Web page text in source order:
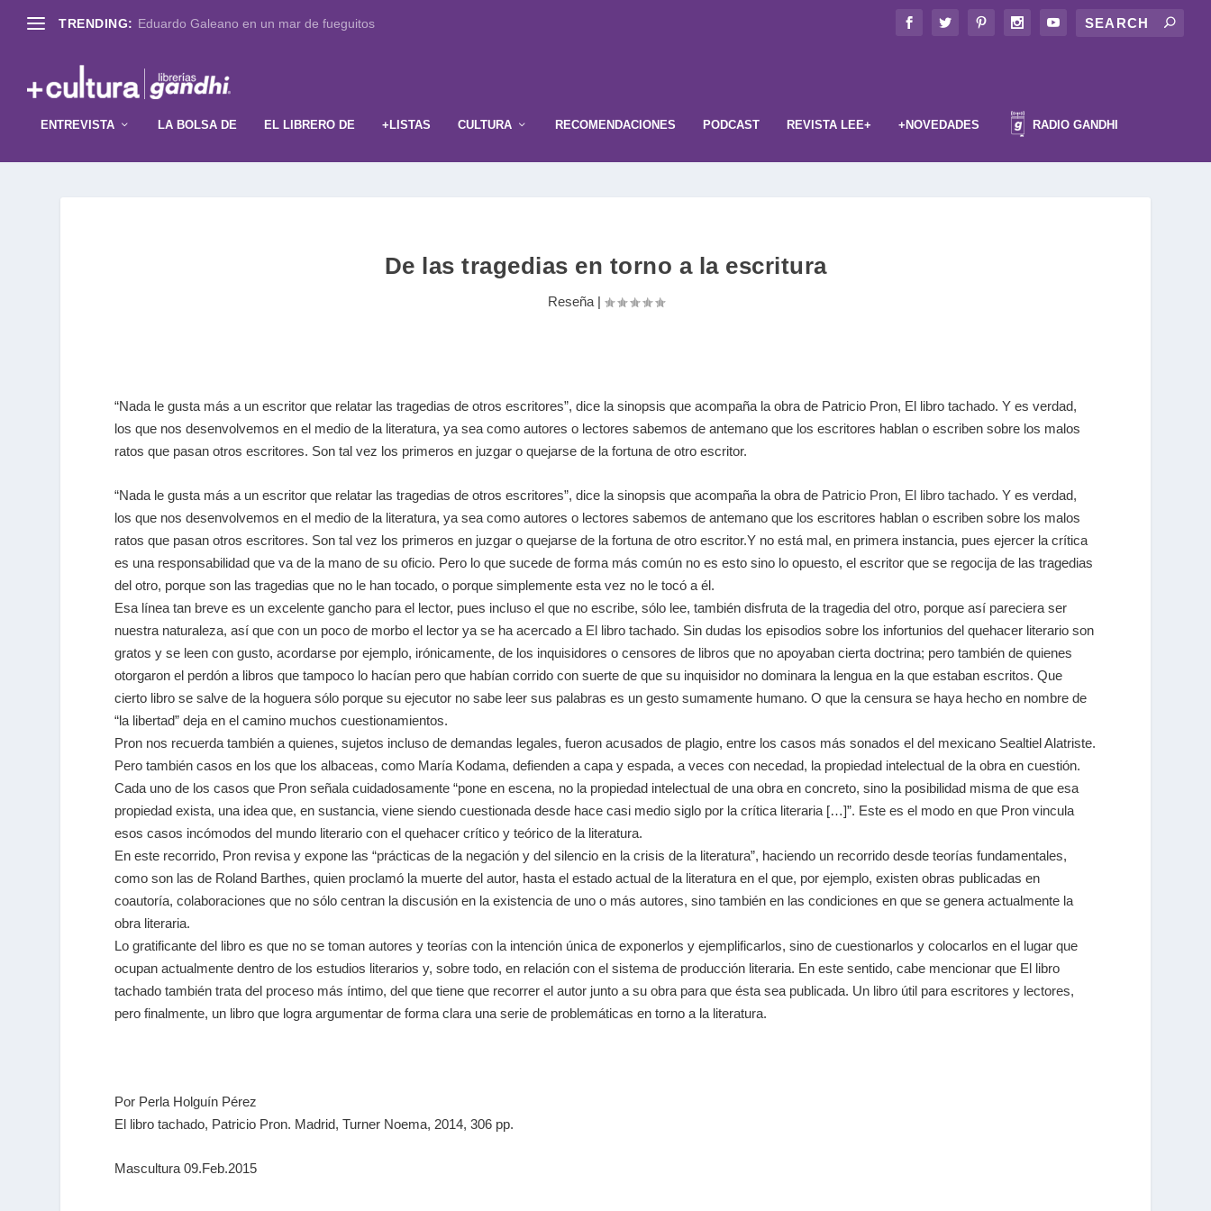
TRENDING: Eduardo Galeano en un mar de fueguitos
ENTREVISTA LA BOLSA DE EL LIBRERO DE +LISTAS CULTURA RECOMENDACIONES PODCAST REVISTA LEE+ +NOVEDADES RADIO GANDHI
De las tragedias en torno a la escritura
Reseña|
“Nada le gusta más a un escritor que relatar las tragedias de otros escritores”, dice la sinopsis que acompaña la obra de Patricio Pron, El libro tachado. Y es verdad,
los que nos desenvolvemos en el medio de la literatura, ya sea como autores o lectores sabemos de antemano que los escritores hablan o escriben sobre los malos
ratos que pasan otros escritores. Son tal vez los primeros en juzgar o quejarse de la fortuna de otro escritor.
“Nada le gusta más a un escritor que relatar las tragedias de otros escritores”, dice la sinopsis que acompaña la obra de Patricio Pron, El libro tachado. Y es verdad,
los que nos desenvolvemos en el medio de la literatura, ya sea como autores o lectores sabemos de antemano que los escritores hablan o escriben sobre los malos
ratos que pasan otros escritores. Son tal vez los primeros en juzgar o quejarse de la fortuna de otro escritor.Y no está mal, en primera instancia, pues ejercer la crítica
es una responsabilidad que va de la mano de su oficio. Pero lo que sucede de forma más común no es esto sino lo opuesto, el escritor que se regocija de las tragedias
del otro, porque son las tragedias que no le han tocado, o porque simplemente esta vez no le tocó a él.
Esa línea tan breve es un excelente gancho para el lector, pues incluso el que no escribe, sólo lee, también disfruta de la tragedia del otro, porque así pareciera ser
nuestra naturaleza, así que con un poco de morbo el lector ya se ha acercado a El libro tachado. Sin dudas los episodios sobre los infortunios del quehacer literario son
gratos y se leen con gusto, acordarse por ejemplo, irónicamente, de los inquisidores o censores de libros que no apoyaban cierta doctrina; pero también de quienes
otorgaron el perdón a libros que tampoco lo hacían pero que habían corrido con suerte de que su inquisidor no dominara la lengua en la que estaban escritos. Que
cierto libro se salve de la hoguera sólo porque su ejecutor no sabe leer sus palabras es un gesto sumamente humano. O que la censura se haya hecho en nombre de
“la libertad” deja en el camino muchos cuestionamientos.
Pron nos recuerda también a quienes, sujetos incluso de demandas legales, fueron acusados de plagio, entre los casos más sonados el del mexicano Sealtiel Alatriste.
Pero también casos en los que los albaceas, como María Kodama, defienden a capa y espada, a veces con necedad, la propiedad intelectual de la obra en cuestión.
Cada uno de los casos que Pron señala cuidadosamente “pone en escena, no la propiedad intelectual de una obra en concreto, sino la posibilidad misma de que esa
propiedad exista, una idea que, en sustancia, viene siendo cuestionada desde hace casi medio siglo por la crítica literaria […]”. Este es el modo en que Pron vincula
esos casos incómodos del mundo literario con el quehacer crítico y teórico de la literatura.
En este recorrido, Pron revisa y expone las “prácticas de la negación y del silencio en la crisis de la literatura”, haciendo un recorrido desde teorías fundamentales,
como son las de Roland Barthes, quien proclamó la muerte del autor, hasta el estado actual de la literatura en el que, por ejemplo, existen obras publicadas en
coautoría, colaboraciones que no sólo centran la discusión en la existencia de uno o más autores, sino también en las condiciones en que se genera actualmente la
obra literaria.
Lo gratificante del libro es que no se toman autores y teorías con la intención única de exponerlos y ejemplificarlos, sino de cuestionarlos y colocarlos en el lugar que
ocupan actualmente dentro de los estudios literarios y, sobre todo, en relación con el sistema de producción literaria. En este sentido, cabe mencionar que El libro
tachado también trata del proceso más íntimo, del que tiene que recorrer el autor junto a su obra para que ésta sea publicada. Un libro útil para escritores y lectores,
pero finalmente, un libro que logra argumentar de forma clara una serie de problemáticas en torno a la literatura.
Por Perla Holguín Pérez
El libro tachado, Patricio Pron. Madrid, Turner Noema, 2014, 306 pp.
Mascultura 09.Feb.2015